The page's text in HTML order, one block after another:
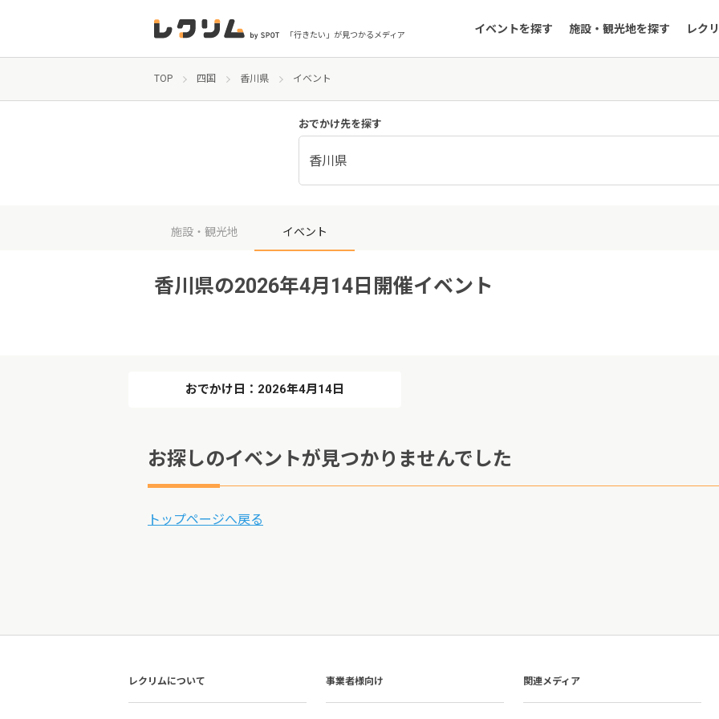
「行きたい」が見つかるメディア イベントを探す 施設・観光地を探す レク
TOP 四国 香川県 イベント
おでかけ先を探す
香川県
施設・観光地 イベント
香川県の2026年4月14日開催イベント
おでかけ日：2026年4月14日
お探しのイベントが見つかりませんでした
トップページへ戻る
レクリムについて 事業者様向け 関連メディア